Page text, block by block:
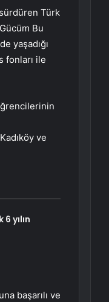
Türk
Bu
yaşadığı
fonları ile
ve
yılın
başarılı ve